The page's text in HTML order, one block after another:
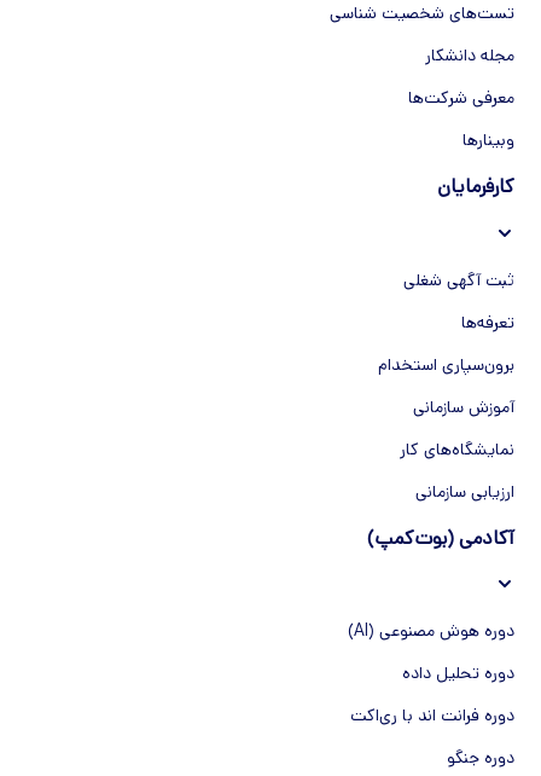
تست‌های شخصیت شناسی
مجله دانشکار
معرفی شرکت‌ها
وبینار‌‌ها
کارفرمایان
ثبت آگهی شغلی
تعرفه‌ها
برون‌سپاری استخدام
آموزش سازمانی
نمایشگاه‌های کار
ارزیابی سازمانی
آکادمی (بوت‌کمپ)
دوره هوش مصنوعی (AI)
دوره تحلیل داده
دوره فرانت اند با ری‌اکت
دوره جنگو